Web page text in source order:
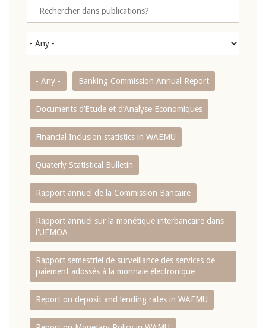
- Any - Banking Commission Annual Report
Documents d’Etude et d’Analyse Economiques
Financial Inclusion statistics in WAEMU
Quaterly Statistical Bulletin
Rapport annuel de la Commission Bancaire
Rapport annuel sur la monétique interbancaire dans
l'UEMOA
Rapport semestriel de surveillance des services de
paiement adossés à la monnaie électronique
Report on deposit and lending rates in WAEMU